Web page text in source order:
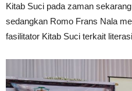
Kitab Suci pada zaman
sedangkan Romo Frans Nala
fasilitator Kitab Suci terkait